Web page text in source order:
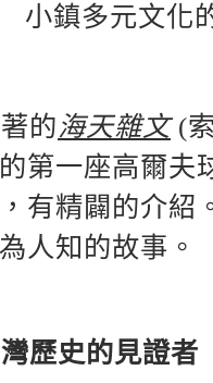
小鎮多元文化
的海天雜文(
第一座高爾夫
有精闢的介紹
人知的故事。
歷史的見證者